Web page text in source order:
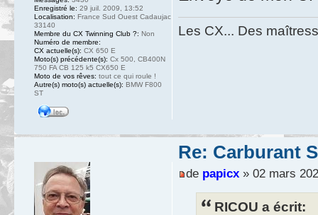
Les CX... Des
Enregistré le: 29 juil. 2009, 13:52
Localisation: France Sud Ouest Cadaujac
33140
Membre du CX Twinning Club ?: Non
Numéro de membre:
CX actuelle(s): CX 650 E
Moto(s) précédente(s): Cx 500, CB400N
750 FA CB 125 k5 CX650 E
Moto de vos rêves: tout ce qui roule !
Autre(s) moto(s) actuelle(s): BMW F800
ST
Re: Carburant
de papicx» 02 mars
RICOU a écrit: